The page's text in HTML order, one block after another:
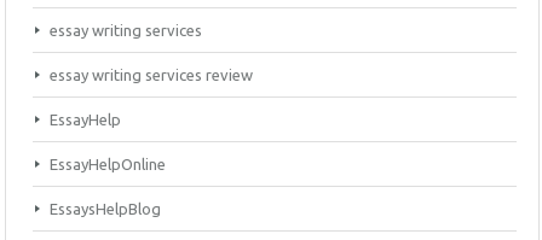
essay writing services
essay writing services review
EssayHelp
EssayHelpOnline
EssaysHelpBlog